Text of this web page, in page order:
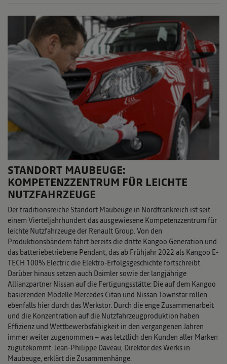
STANDORT MAUBEUGE:
KOMPETENZZENTRUM FÜR LEICHTE
NUTZFAHRZEUGE
Der traditionsreiche Standort Maubeuge in Nordfrankreich ist seit
einem Vierteljahrhundert das ausgewiesene Kompetenzzentrum für
leichte Nutzfahrzeuge der Renault Group. Von den
Produktionsbändern fährt bereits die dritte Kangoo Generation und
das batteriebetriebene Pendant, das ab Frühjahr 2022 als Kangoo E-
TECH 100% Electric die Elektro-Erfolgsgeschichte fortschreibt.
Darüber hinaus setzen auch Daimler sowie der langjährige
Allianzpartner Nissan auf die Fertigungsstätte: Die auf dem Kangoo
basierenden Modelle Mercedes Citan und Nissan Townstar rollen
ebenfalls hier durch das Werkstor. Durch die enge Zusammenarbeit
und die Konzentration auf die Nutzfahrzeugproduktion haben
Effizienz und Wettbewerbsfähigkeit in den vergangenen Jahren
immer weiter zugenommen – was letztlich den Kunden aller Marken
zugutekommt. Jean-Philippe Daveau, Direktor des Werks in
Maubeuge, erklärt die Zusammenhänge.